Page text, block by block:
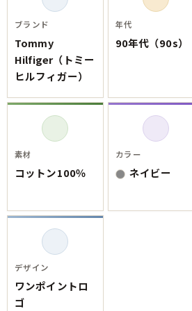
お客様の声
レビュー1万件突破
お気に入りリスト
会員登録
メルマガ登録
会社概要
店舗一覧
古着卸売
特定商取引法に基づく表示
プライバシーポリシー
ブランド
Tommy
Hilfiger（トミー
ヒルフィガー）
年代
90年代（90s）
素材
コットン100％
カラー
ネイビー
デザイン
ワンポイントロ
ゴ